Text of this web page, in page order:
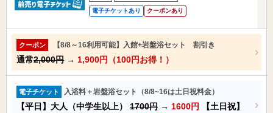
電子チケットあり クーポンあり
クーポン 【8/8～16利用可能】入館+岩盤浴セット 割引き
通常2,000円 → 1,900円（100円お得！）
電子チケット 入浴料＋岩盤浴セット（8/8~16は土日祝料金）
【平日】大人（中学生以上） 1700円 → 1600円
【土日祝】